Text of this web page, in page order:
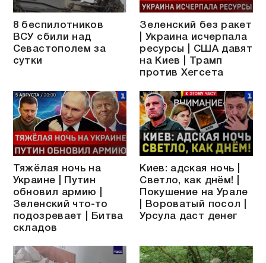
8 беспилотников
ВСУ сбили над
Севастополем за
сутки
Зеленский без ракет
| Украина исчерпала
ресурсы | США давят
на Киев | Трамп
против Хегсета
Тяжёлая ночь на
Украине | Путин
обновил армию |
Зеленский что-то
подозревает | Битва
складов
Киев: адская ночь |
Светло, как днём! |
Покушение на Урале
| Вороватый посол |
Урсула даст денег